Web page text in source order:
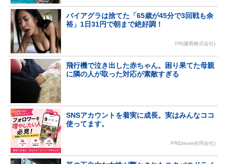
バイアグラは捨てた「65歳が45分で3回戦も余
裕」1日31円で朝まで絶好調！
PR(健商株式会社)
飛行機で泣き出した赤ちゃん。困り果てた母親
に隣の人が取った対応が素敵すぎる
SNSアカウントを着実に成長。実はみんなココ
使ってます。
PR(Dreaw合同会社)